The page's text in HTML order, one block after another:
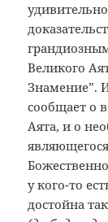
Великого
Знамение”.
сообщает о
Аята, и о
у кого-то
достойна